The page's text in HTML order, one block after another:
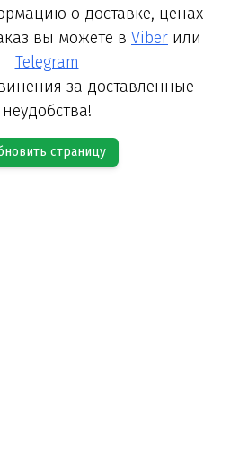
о доставке, ценах
вы можете в Viber или
Telegram
за доставленные
неудобства!
страницу